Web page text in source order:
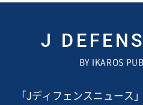
J
BY IKAROS
「Jディフェンスニュース